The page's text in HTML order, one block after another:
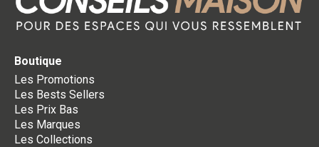
Boutique
Les Promotions
Les Bests Sellers
Les Prix Bas
Les Marques
Les Collections